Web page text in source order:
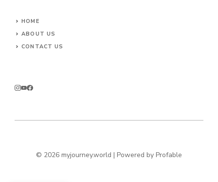
HOME
ABOUT US
CONTACT US
© 2026 myjourney.world | Powered by Profable